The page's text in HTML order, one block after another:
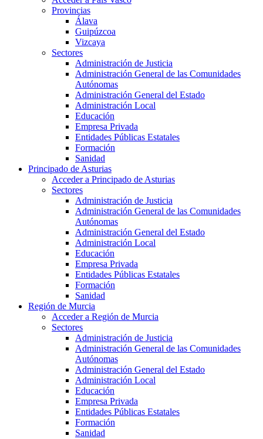
Provincias
Álava
Guipúzcoa
Vizcaya
Sectores
Administración de Justicia
Administración General de las Comunidades
Autónomas
Administración General del Estado
Administración Local
Educación
Empresa Privada
Entidades Públicas Estatales
Formación
Sanidad
Principado de Asturias
Acceder a Principado de Asturias
Sectores
Administración de Justicia
Administración General de las Comunidades
Autónomas
Administración General del Estado
Administración Local
Educación
Empresa Privada
Entidades Públicas Estatales
Formación
Sanidad
Región de Murcia
Acceder a Región de Murcia
Sectores
Administración de Justicia
Administración General de las Comunidades
Autónomas
Administración General del Estado
Administración Local
Educación
Empresa Privada
Entidades Públicas Estatales
Formación
Sanidad